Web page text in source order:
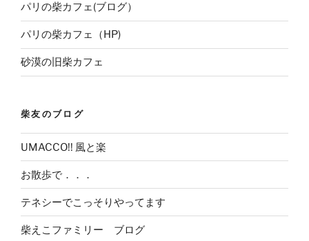
パリの柴カフェ(ブログ）
パリの柴カフェ（HP)
砂漠の旧柴カフェ
柴友のブログ
UMACCO!! 風と楽
お散歩で．．．
テネシーでこっそりやってます
柴えこファミリー ブログ